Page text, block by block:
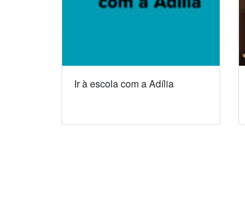
Ir à escola com a Adília